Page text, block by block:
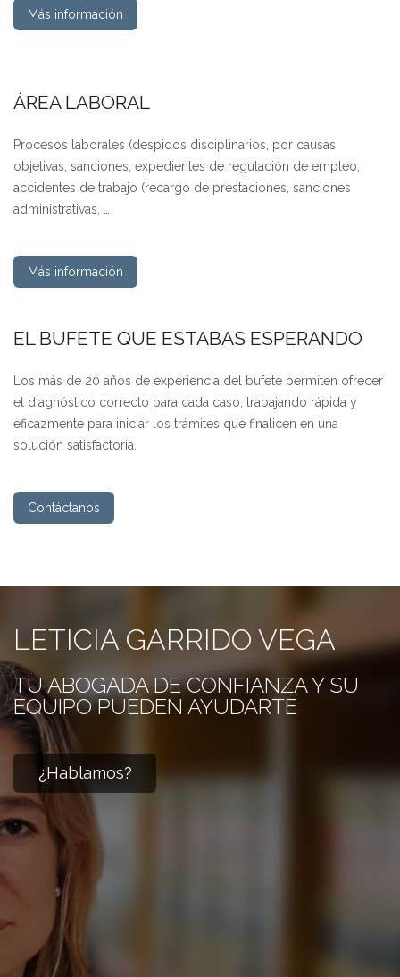
Más información
ÁREA LABORAL
Procesos laborales (despidos disciplinarios, por causas
objetivas, sanciones, expedientes de regulación de empleo,
accidentes de trabajo (recargo de prestaciones, sanciones
administrativas, …
Más información
EL BUFETE QUE ESTABAS ESPERANDO
Los más de 20 años de experiencia del bufete permiten ofrecer
el diagnóstico correcto para cada caso, trabajando rápida y
eficazmente para iniciar los trámites que finalicen en una
solución satisfactoria.
Contáctanos
LETICIA GARRIDO VEGA
TU ABOGADA DE CONFIANZA Y SU
EQUIPO PUEDEN AYUDARTE
¿Hablamos?